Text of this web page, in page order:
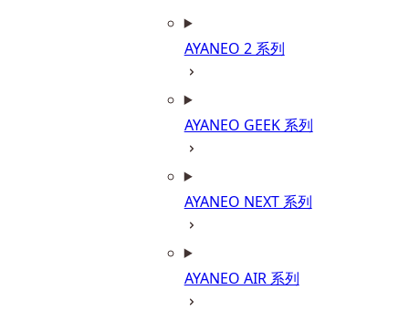
AYANEO 2 系列
AYANEO GEEK 系列
AYANEO NEXT 系列
AYANEO AIR 系列